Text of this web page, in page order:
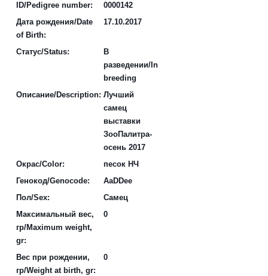
ID/Pedigree number:
0000142
Дата рождения/Date
of Birth:
17.10.2017
Статус/Status:
В
разведении/In
breeding
Описание/Description: Лучший
самец
выставки
ЗооПалитра-
осень 2017
Окрас/Color:
песок НЧ
Генокод/Genocode:
AaDDee
Пол/Sex:
Самец
Максимальный вес,
гр/Maximum weight,
gr:
0
Вес при рождении,
гр/Weight at birth, gr:
0